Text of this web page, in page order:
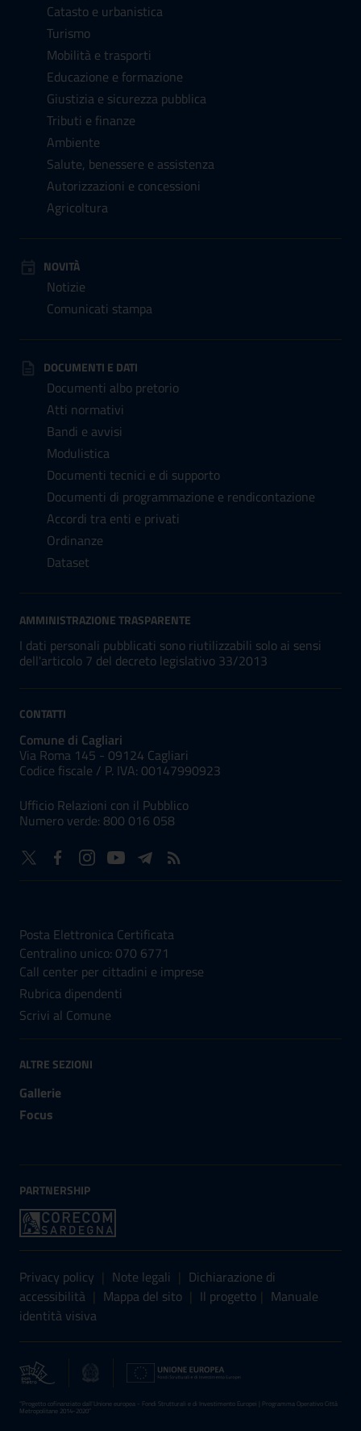
Catasto e urbanistica
Turismo
Mobilità e trasporti
Educazione e formazione
Giustizia e sicurezza pubblica
Tributi e finanze
Ambiente
Salute, benessere e assistenza
Autorizzazioni e concessioni
Agricoltura
NOVITÀ
Notizie
Comunicati stampa
DOCUMENTI E DATI
Documenti albo pretorio
Atti normativi
Bandi e avvisi
Modulistica
Documenti tecnici e di supporto
Documenti di programmazione e rendicontazione
Accordi tra enti e privati
Ordinanze
Dataset
AMMINISTRAZIONE TRASPARENTE
I dati personali pubblicati sono riutilizzabili solo ai sensi
dell'articolo 7 del decreto legislativo 33/2013
CONTATTI
Comune di Cagliari
Via Roma 145 - 09124 Cagliari
Codice fiscale / P. IVA: 00147990923
Ufficio Relazioni con il Pubblico
Numero verde: 800 016 058
Posta Elettronica Certificata
Centralino unico: 070 6771
Call center per cittadini e imprese
Rubrica dipendenti
Scrivi al Comune
ALTRE SEZIONI
Gallerie
Focus
PARTNERSHIP
Sezione Link Utili
Privacy policy | Note legali | Dichiarazione di
accessibilità | Mappa del sito | Il progetto | Manuale
identità visiva
“Progetto cofinanziato dall’Unione europea - Fondi Strutturali e di Investimento Europei | Programma Operativo Città
Metropolitane 2014-2020”